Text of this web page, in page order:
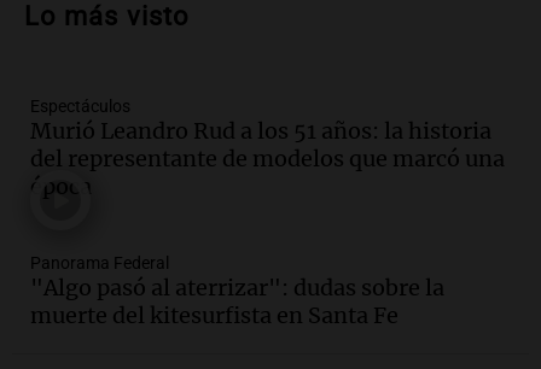
en Villa María
Audio.
la Bulaya abrirá sus puertas mañana con
diversas actividades y sorpresas
Panorama Federal
edificios y proyecta una casa del
estudiante con 48 municipios
involucrados
Lo más visto
Espectáculos
Murió Leandro Rud a los 51 años: la historia
del representante de modelos que marcó una
época
Panorama Federal
"Algo pasó al aterrizar": dudas sobre la
muerte del kitesurfista en Santa Fe